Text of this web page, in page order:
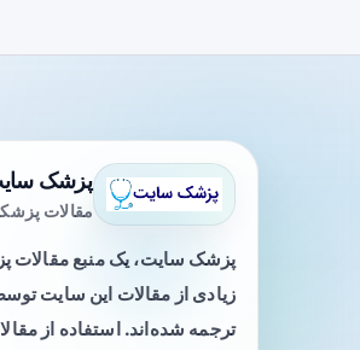
پزشک
مقالات
پزشک سایت، یک منبع
زیادی از مقالات این سایت
ترجمه شده‌اند. استفاده از